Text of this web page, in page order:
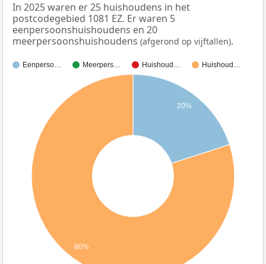
In 2025 waren er 25 huishoudens in het
postcodegebied 1081 EZ. Er waren 5
eenpersoonshuishoudens en 20
meerpersoonshuishoudens (afgerond op vijftallen).
Eenperso… Meerpers… Huishoud… Huishoud…
20%
80%